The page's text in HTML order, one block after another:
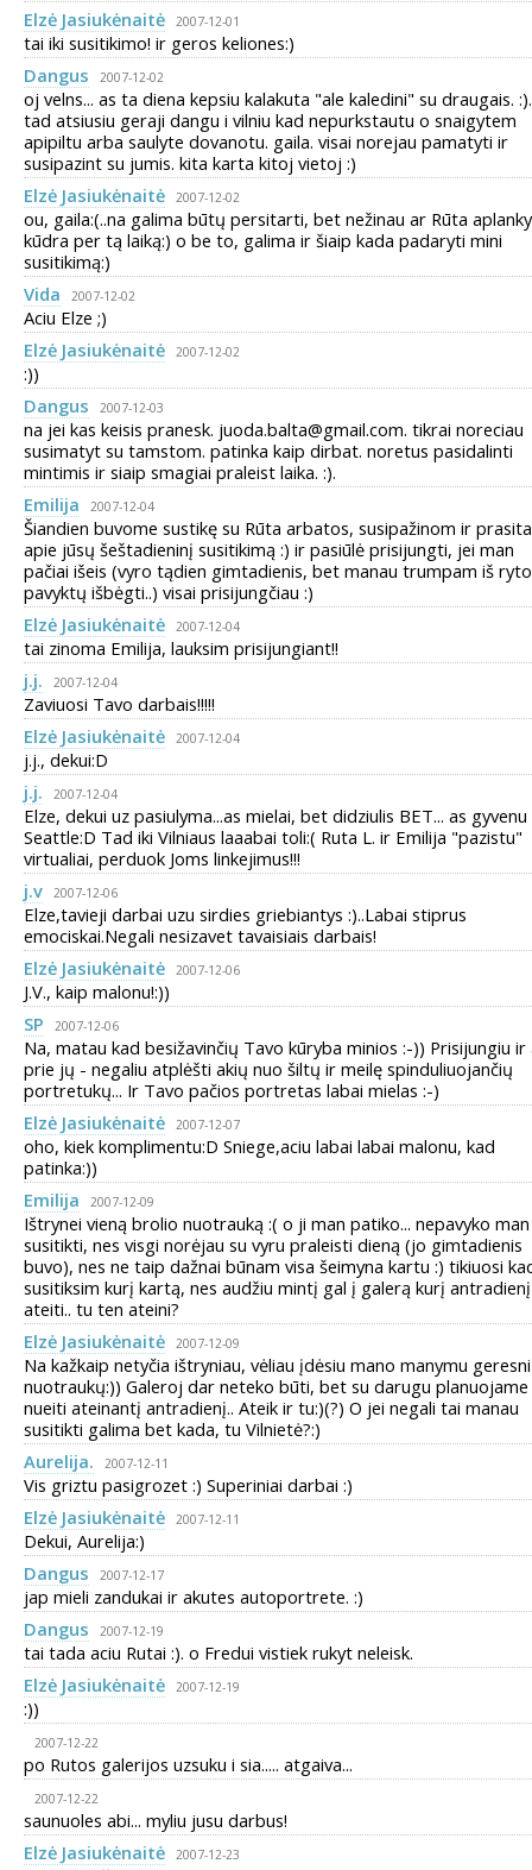
Elzė Jasiukėnaitė
2007-12-01
tai iki susitikimo! ir geros keliones:)
Dangus
2007-12-02
oj velns... as ta diena kepsiu kalakuta "ale kaledini" su draugais. :).
tad atsiusiu geraji dangu i vilniu kad nepurkstautu o snaigytem
apipiltu arba saulyte dovanotu. gaila. visai norejau pamatyti ir
susipazint su jumis. kita karta kitoj vietoj :)
Elzė Jasiukėnaitė
2007-12-02
ou, gaila:(..na galima būtų persitarti, bet nežinau ar Rūta
kūdra per tą laiką:) o be to, galima ir šiaip kada padaryti mini
susitikimą:)
Vida
2007-12-02
Aciu Elze ;)
Elzė Jasiukėnaitė
2007-12-02
:))
Dangus
2007-12-03
na jei kas keisis pranesk. juoda.balta@gmail.com. tikrai noreciau
susimatyt su tamstom. patinka kaip dirbat. noretus pasidalinti
mintimis ir siaip smagiai praleist laika. :).
Emilija
2007-12-04
Šiandien buvome sustikę su Rūta arbatos, susipažinom ir
apie jūsų šeštadieninį susitikimą :) ir pasiūlė prisijungti, jei man
pačiai išeis (vyro tądien gimtadienis, bet manau trumpam iš ryto
pavyktų išbėgti..) visai prisijungčiau :)
Elzė Jasiukėnaitė
2007-12-04
tai zinoma Emilija, lauksim prisijungiant!!
j.j.
2007-12-04
Zaviuosi Tavo darbais!!!!!
Elzė Jasiukėnaitė
2007-12-04
j.j., dekui:D
j.j.
2007-12-04
Elze, dekui uz pasiulyma...as mielai, bet didziulis BET... as gyvenu
Seattle:D Tad iki Vilniaus laaabai toli:( Ruta L. ir Emilija "pazistu"
virtualiai, perduok Joms linkejimus!!!
j.v
2007-12-06
Elze,tavieji darbai uzu sirdies griebiantys :)..Labai stiprus
emociskai.Negali nesizavet tavaisiais darbais!
Elzė Jasiukėnaitė
2007-12-06
J.V., kaip malonu!:))
SP
2007-12-06
Na, matau kad besižavinčių Tavo kūryba minios :-)) Prisijungiu ir
prie jų - negaliu atplėšti akių nuo šiltų ir meilę spinduliuojančių
portretukų... Ir Tavo pačios portretas labai mielas :-)
Elzė Jasiukėnaitė
2007-12-07
oho, kiek komplimentu:D Sniege,aciu labai labai malonu, kad
patinka:))
Emilija
2007-12-09
Ištrynei vieną brolio nuotrauką :( o ji man patiko... nepavyko man
susitikti, nes visgi norėjau su vyru praleisti dieną (jo gimtadienis
buvo), nes ne taip dažnai būnam visa šeimyna kartu :) tikiuosi
susitiksim kurį kartą, nes audžiu mintį gal į galerą kurį antradienį
ateiti.. tu ten ateini?
Elzė Jasiukėnaitė
2007-12-09
Na kažkaip netyčia ištryniau, vėliau įdėsiu mano manymu
nuotraukų:)) Galeroj dar neteko būti, bet su darugu planuojame
nueiti ateinantį antradienį.. Ateik ir tu:)(?) O jei negali tai manau
susitikti galima bet kada, tu Vilnietė?:)
Aurelija.
2007-12-11
Vis griztu pasigrozet :) Superiniai darbai :)
Elzė Jasiukėnaitė
2007-12-11
Dekui, Aurelija:)
Dangus
2007-12-17
jap mieli zandukai ir akutes autoportrete. :)
Dangus
2007-12-19
tai tada aciu Rutai :). o Fredui vistiek rukyt neleisk.
Elzė Jasiukėnaitė
2007-12-19
:))
2007-12-22
po Rutos galerijos uzsuku i sia..... atgaiva...
2007-12-22
saunuoles abi... myliu jusu darbus!
Elzė Jasiukėnaitė
2007-12-23